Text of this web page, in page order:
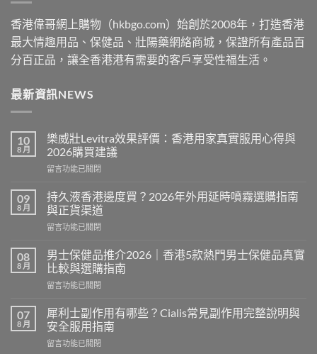
香港偉哥網上購物（hkbgo.com）始創於2008年，打造香港
最大情趣用品、保健品、壯陽藥網絡商城，保證所有產品百
分百正品，讓全香港港有需要的客戶享受性福生活。
最新資訊NEWS
10
8 月
樂威壯Levitra效果評價：香港用家真實服用心得與
2026購買建議
在
威
壯
Levitra
效
評
價：
香
港
家
真
服
留言功能已關閉
09
8 月
持久液香港邊度買？2026年外用延時噴霧選購指南
與正貨渠道
在
久
液
香
港
度
買？
2026
年
留言功能已關閉
08
8 月
男士保健品推介2026｜香港5款熱門男士保健品真實
比較與選購指南
在
士
保
健
品
留言功能已關閉
07
8 月
犀利士副作用有哪些？Cialis常見副作用完整說明與
安全服用指南
在
留言功能已關閉